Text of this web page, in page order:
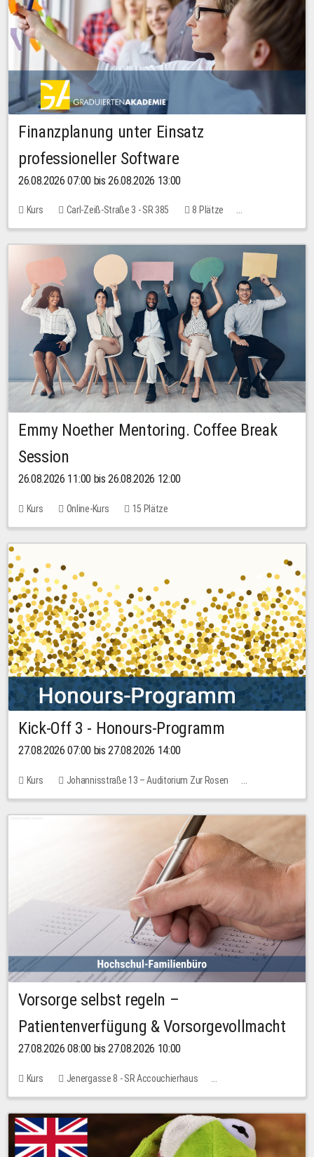
Finanzplanung unter Einsatz
professioneller Software
26.08.2026 07:00 bis 26.08.2026 13:00
Kurs Carl-Zeiß-Straße 3 - SR 385
8 Plätze
20,00 EUR
Emmy Noether Mentoring. Coffee Break
Session
26.08.2026 11:00 bis 26.08.2026 12:00
Kurs Online-Kurs 15 Plätze
Kick-Off 3 - Honours-Programm
27.08.2026 07:00 bis 27.08.2026 14:00
Kurs
Johannisstraße 13 – Auditorium Zur Rosen
11 Plätze
Vorsorge selbst regeln –
Patientenverfügung & Vorsorgevollmacht
27.08.2026 08:00 bis 27.08.2026 10:00
Kurs
Jenergasse 8 - SR Accouchierhaus
Keine freien Plätze